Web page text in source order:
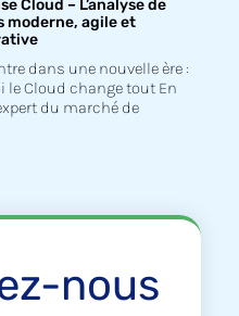
Cloud – L’analyse de
moderne, agile et
dans une nouvelle ère :
le Cloud change tout En
du marché de
nous